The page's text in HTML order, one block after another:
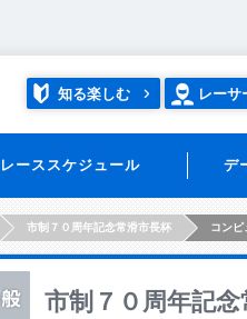
知る楽しむ レーサ
レーススケジュール デ
市制７０周年記念常滑市長杯 コンピ
市制７０周年記